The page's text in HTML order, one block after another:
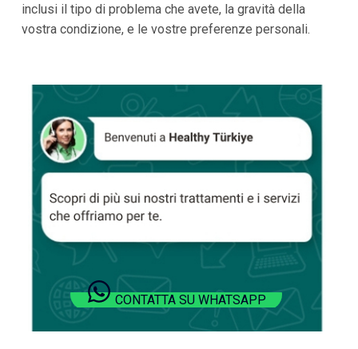
inclusi il tipo di problema che avete, la gravità della
vostra condizione, e le vostre preferenze personali.
CONTATTA SU WHATSAPP